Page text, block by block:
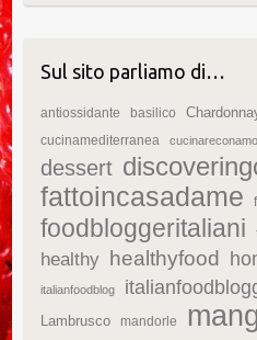
Sul sito parliamo di…
antiossidante basilico
cucinamediterranea
dessert
fattoincasadame
foodbloggeritaliani
healthy healthyfood
italianfoodblog
Lambrusco mandorle